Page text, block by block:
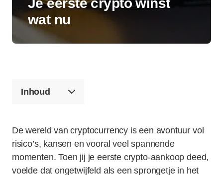
Je eerste crypto winst
wat nu
Inhoud
De wereld van cryptocurrency is een avontuur vol
risico’s, kansen en vooral veel spannende
momenten. Toen jij je eerste crypto-aankoop deed,
voelde dat ongetwijfeld als een sprongetje in het